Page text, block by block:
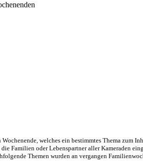
welches ein bestimmtes Thema zum
Familien oder Lebenspartner aller Kameraden
Themen wurden an vergangen